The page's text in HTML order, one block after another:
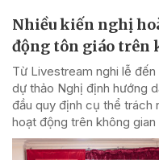
Nhiều kiến nghị
động tôn giáo trên
Từ Livestream nghi lễ
dự thảo Nghị định hướng
đầu quy định cụ thể trách
hoạt động trên không gian